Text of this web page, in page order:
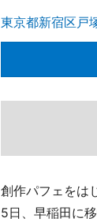
東京都新宿区戸
創作パフェをは
5日、早稲田に